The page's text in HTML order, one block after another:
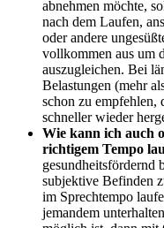
abnehmen möchte,
nach dem Laufen,
oder andere
vollkommen aus um
auszugleichen. Bei
Belastungen (mehr
schon zu empfehlen,
schneller wieder
Wie kann ich auch
richtigem Tempo
gesundheitsfördernd
subjektive Befinden
im Sprechtempo
jemandem